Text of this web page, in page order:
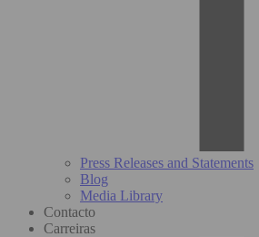
Press Releases and Statements
Blog
Media Library
Contacto
Carreiras